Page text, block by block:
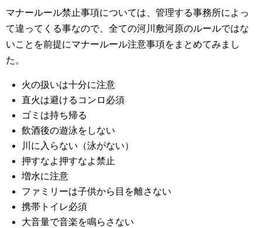
マナールール禁止事項については、管理する事務所によっ
て違ってくる事なので、全ての河川敷河原のルールではな
いことを前提にマナールール注意事項をまとめてみまし
た。
火の扱いは十分に注意
直火は避けるコンロ必須
ゴミは持ち帰る
飲酒後の遊泳をしない
川に入らない（泳がない）
押すなよ押すなよ禁止
増水に注意
ファミリーは子供から目を離さない
携帯トイレ必須
大音量で音楽を鳴らさない